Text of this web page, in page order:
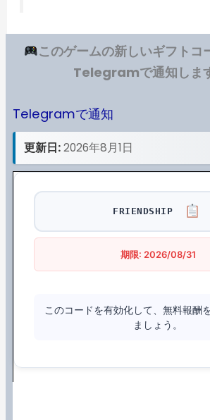
このゲームの新しいギフトコ
Telegramで通知しま
Telegramで通知
更新日:2026年8月1日
FRIENDSHIP
期限: 2026/08/31
このコードを有効化して、無料報酬
ましょう。